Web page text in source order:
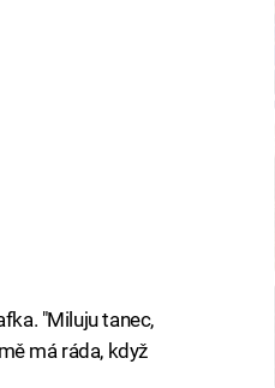
"Miluju tanec,
má ráda, když